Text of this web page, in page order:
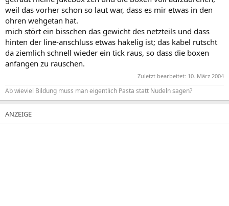
weil das vorher schon so laut war, dass es mir etwas in den
ohren wehgetan hat.
mich stört ein bisschen das gewicht des netzteils und dass
hinten der line-anschluss etwas hakelig ist; das kabel rutscht
da ziemlich schnell wieder ein tick raus, so dass die boxen
anfangen zu rauschen.
Zuletzt bearbeitet: 10. März 2004
Ab wieviel Bildung muss man eigentlich Pasta statt Nudeln sagen?